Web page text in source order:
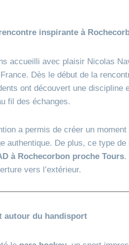
inspirante à
accueilli avec plaisir Nicolas
Dès le début de la
ont découvert une discipline
fil des échanges.
a permis de créer un
authentique. De plus, ce type
à Rochecorbon proche Tours.
vers l’extérieur.
autour du handisport